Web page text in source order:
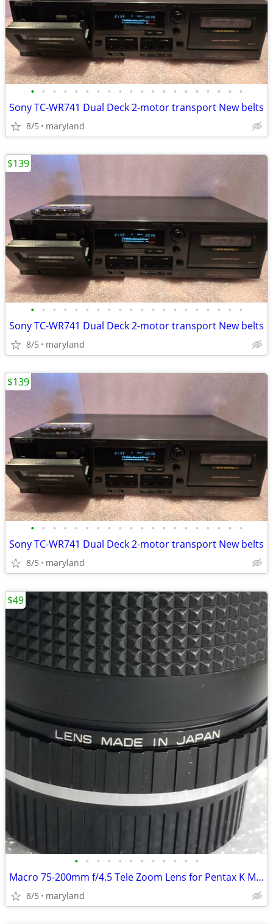
• • • • • • • • • • • • • • • • • • • •
Sony TC-WR741 Dual Deck 2-motor transport New belts
8/5 maryland
• • • • • • • • • • • • • • • • • • • •
Sony TC-WR741 Dual Deck 2-motor transport New belts
8/5 maryland
$139
• • • • • • • • • • • • • • • • • • • •
Sony TC-WR741 Dual Deck 2-motor transport New belts
8/5 maryland
$139
• • • • • • • • • • • •
Macro 75-200mm f/4.5 Tele Zoom Lens for Pentax K Man
8/5 maryland
$49